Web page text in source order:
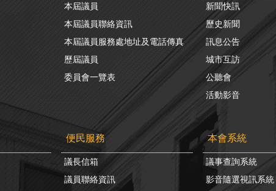
本屆議員
本屆議員聯絡資訊
本屆議員服務處地址及電話傳真
歷屆議員
委員會一覽表
新聞快訊
歷史新聞
訊息公告
城市互訪
公聽會
活動影音
便民服務
議長信箱
議員聯絡資訊
本會系統
議事查詢系統
影音隨選視訊系統